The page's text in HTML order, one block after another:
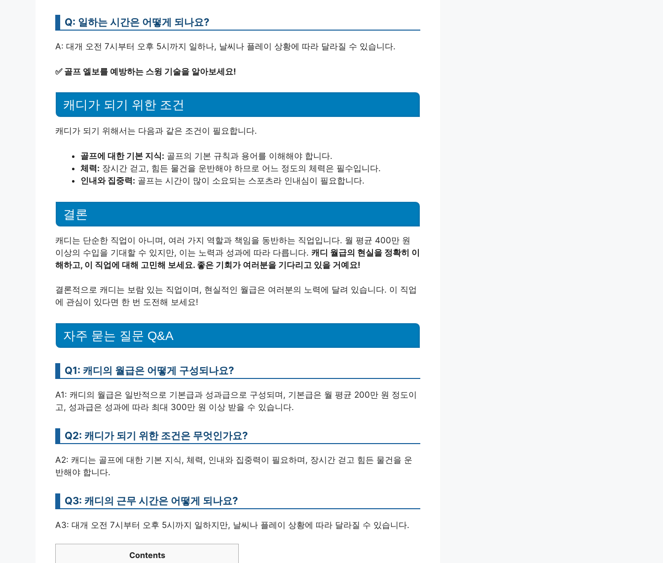
Q: 일하는 시간은 어떻게 되나요?
A: 대개 오전 7시부터 오후 5시까지 일하나, 날씨나 플레이 상황에 따라 달라질 수 있습니다.
✅ 골프 엘보를 예방하는 스윙 기술을 알아보세요!
캐디가 되기 위한 조건
캐디가 되기 위해서는 다음과 같은 조건이 필요합니다.
골프에 대한 기본 지식: 골프의 기본 규칙과 용어를 이해해야 합니다.
체력: 장시간 걷고, 힘든 물건을 운반해야 하므로 어느 정도의 체력은 필수입니다.
인내와 집중력: 골프는 시간이 많이 소요되는 스포츠라 인내심이 필요합니다.
결론
캐디는 단순한 직업이 아니며, 여러 가지 역할과 책임을 동반하는 직업입니다. 월 평균 400만 원
이상의 수입을 기대할 수 있지만, 이는 노력과 성과에 따라 다릅니다. 캐디 월급의 현실을 정확히 이
해하고, 이 직업에 대해 고민해 보세요. 좋은 기회가 여러분을 기다리고 있을 거예요!
결론적으로 캐디는 보람 있는 직업이며, 현실적인 월급은 여러분의 노력에 달려 있습니다. 이 직업
에 관심이 있다면 한 번 도전해 보세요!
자주 묻는 질문 Q&A
Q1: 캐디의 월급은 어떻게 구성되나요?
A1: 캐디의 월급은 일반적으로 기본급과 성과급으로 구성되며, 기본급은 월 평균 200만 원 정도이
고, 성과급은 성과에 따라 최대 300만 원 이상 받을 수 있습니다.
Q2: 캐디가 되기 위한 조건은 무엇인가요?
A2: 캐디는 골프에 대한 기본 지식, 체력, 인내와 집중력이 필요하며, 장시간 걷고 힘든 물건을 운
반해야 합니다.
Q3: 캐디의 근무 시간은 어떻게 되나요?
A3: 대개 오전 7시부터 오후 5시까지 일하지만, 날씨나 플레이 상황에 따라 달라질 수 있습니다.
Contents